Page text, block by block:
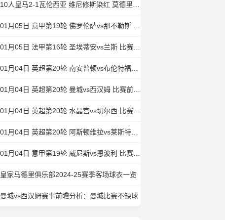
皇家马德里俱乐部2024-25赛季客场球衣一览
曼城vs西汉姆赛事前瞻分析：曼城比赛不缺球